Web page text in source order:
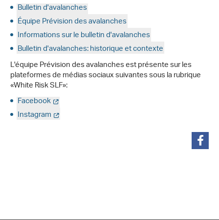
Bulletin d'avalanches
Équipe Prévision des avalanches
Informations sur le bulletin d'avalanches
Bulletin d'avalanches: historique et contexte
L'équipe Prévision des avalanches est présente sur les
plateformes de médias sociaux suivantes sous la rubrique
«White Risk SLF»:
Facebook
Instagram